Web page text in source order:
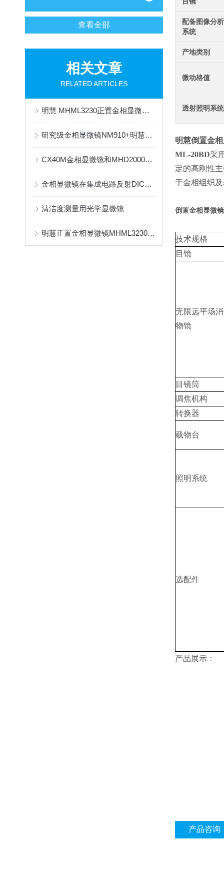
查看全部
相关文章
RELATED ARTICLES
明慧 MHML3230正置金相显微镜 透明塑料成品及半成品缺陷检测解决方案
研究级金相显微镜NM910+明慧MHD2000相机应用于消防火灾痕迹物证分析
CX40M金相显微镜和MHD2000显微相机应用于电池壳研究
金相显微镜在集成电路反射DIC应用
清洁度测量用光学显微镜
明慧正置金相显微镜MHML3230搭配摄像头MHS600用于观察硅片
配备图像分析
系统
产地类别
微动格值
透射照明系统
明慧倒置金
ML-20BD采
定的高刚性
于金相组织
倒置金相显微
技术规格
目镜
无限远平场
物镜
目镜筒
调焦机构
转换器
载物台
照明系统
选配件
产品展示：
产品咨询